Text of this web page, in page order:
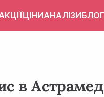
ЦІНИАНАЛІЗИБЛОГ
в